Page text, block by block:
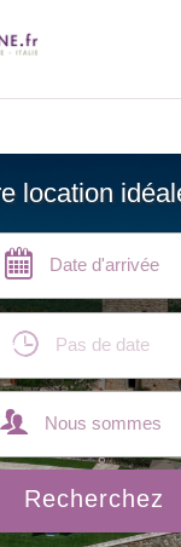
location
Date d'arrivée
Pas de date
Nous sommes
Recherchez